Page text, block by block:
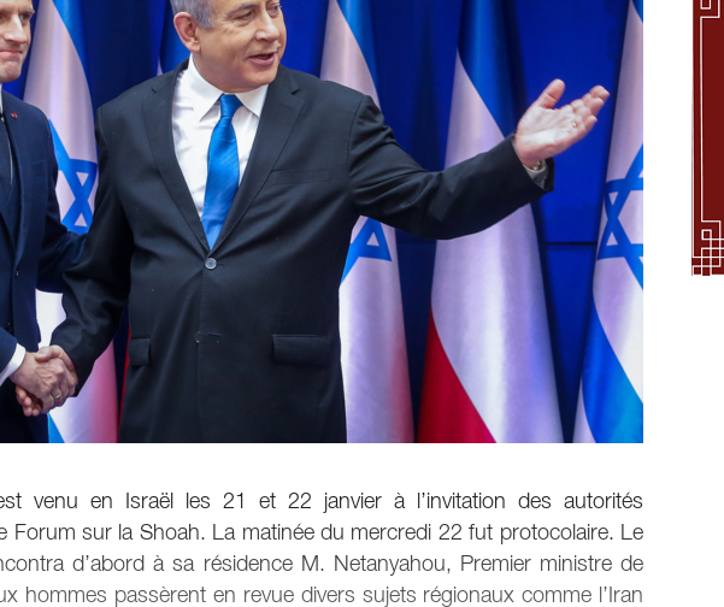
venu en Israël les 21 et 22 janvier à l’invitation des autorités
Forum sur la Shoah. La matinée du mercredi 22 fut protocolaire. Le
d’abord à sa résidence M. Netanyahou, Premier ministre de
hommes passèrent en revue divers sujets régionaux comme l’Iran